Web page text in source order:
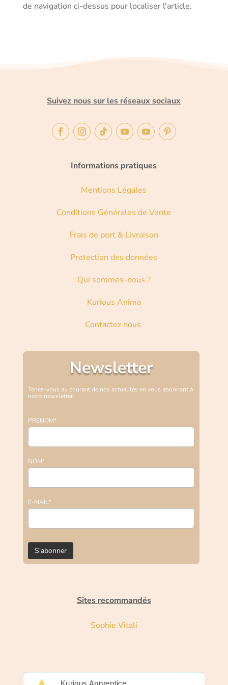
de navigation ci-dessus pour localiser l'article.
Suivez nous sur les réseaux sociaux
Informations pratiques
Mentions Légales
Conditions Générales de Vente
Frais de port & Livraison
Protection des données
Qui sommes-nous ?
Kurious Anima
Contactez nous
Newsletter
Tenez-vous au courant de nos actualités en vous abonnant à
notre newsletter.
PRENOM*
NOM*
E-MAIL*
Sites recommandés
Sophie Vitali